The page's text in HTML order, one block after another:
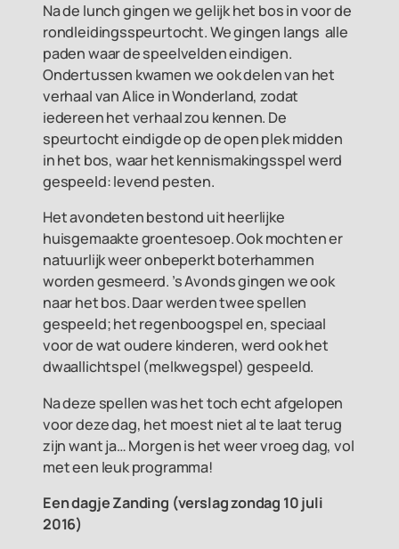
Na de lunch gingen we gelijk het bos in voor de
rondleidingsspeurtocht. We gingen langs alle
paden waar de speelvelden eindigen.
Ondertussen kwamen we ook delen van het
verhaal van Alice in Wonderland, zodat
iedereen het verhaal zou kennen. De
speurtocht eindigde op de open plek midden
in het bos, waar het kennismakingsspel werd
gespeeld: levend pesten.
Het avondeten bestond uit heerlijke
huisgemaakte groentesoep. Ook mochten er
natuurlijk weer onbeperkt boterhammen
worden gesmeerd. ’s Avonds gingen we ook
naar het bos. Daar werden twee spellen
gespeeld; het regenboogspel en, speciaal
voor de wat oudere kinderen, werd ook het
dwaallichtspel (melkwegspel) gespeeld.
Na deze spellen was het toch echt afgelopen
voor deze dag, het moest niet al te laat terug
zijn want ja… Morgen is het weer vroeg dag, vol
met een leuk programma!
Een dagje Zanding (verslag zondag 10 juli
2016)